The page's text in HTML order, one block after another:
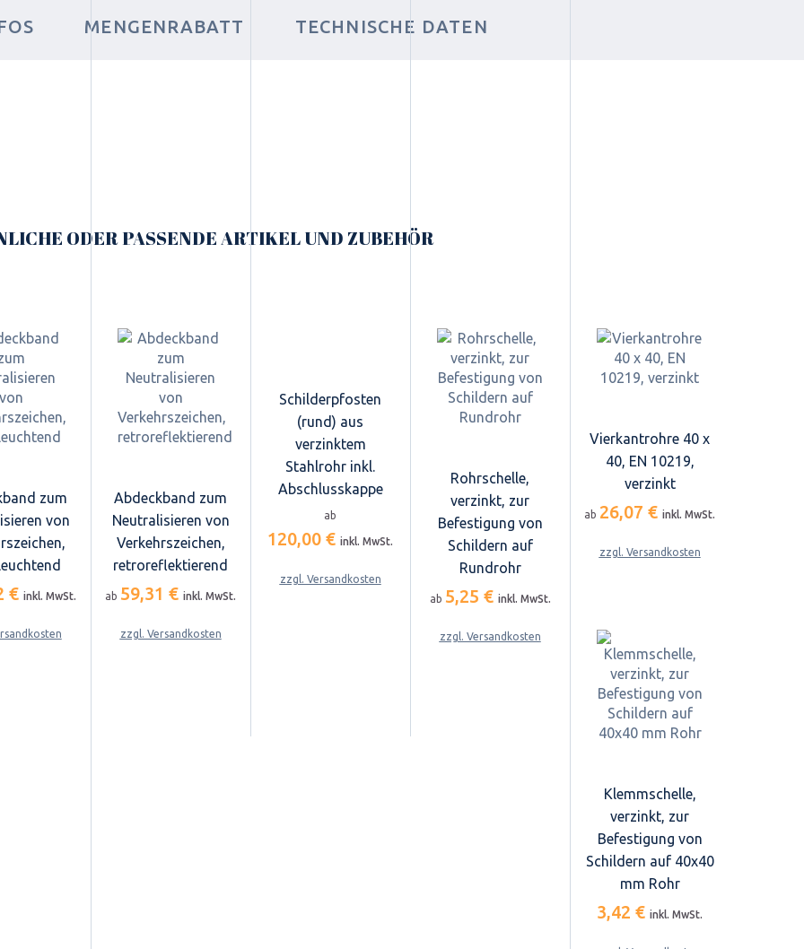
MENGENRABATT TECHNISCHE DATEN
ODER PASSENDE ARTIKEL UND ZUBEHÖR
zum
von
€ inkl. MwSt.
Abdeckband zum
Neutralisieren von
Verkehrszeichen,
retroreflektierend
ab 59,31 € inkl. MwSt.
zzgl. Versandkosten
Schilderpfosten
(rund) aus
verzinktem
Stahlrohr inkl.
Abschlusskappe
ab
120,00 € inkl. MwSt.
zzgl. Versandkosten
Rohrschelle,
verzinkt, zur
Befestigung von
Schildern auf
Rundrohr
ab 5,25 € inkl. MwSt.
zzgl. Versandkosten
Vierkantrohre 40 x
40, EN 10219,
verzinkt
ab 26,07 € inkl. MwSt.
zzgl. Versandkosten
Klemmschelle,
verzinkt, zur
Befestigung von
Schildern auf 40x40
mm Rohr
3,42 € inkl. MwSt.